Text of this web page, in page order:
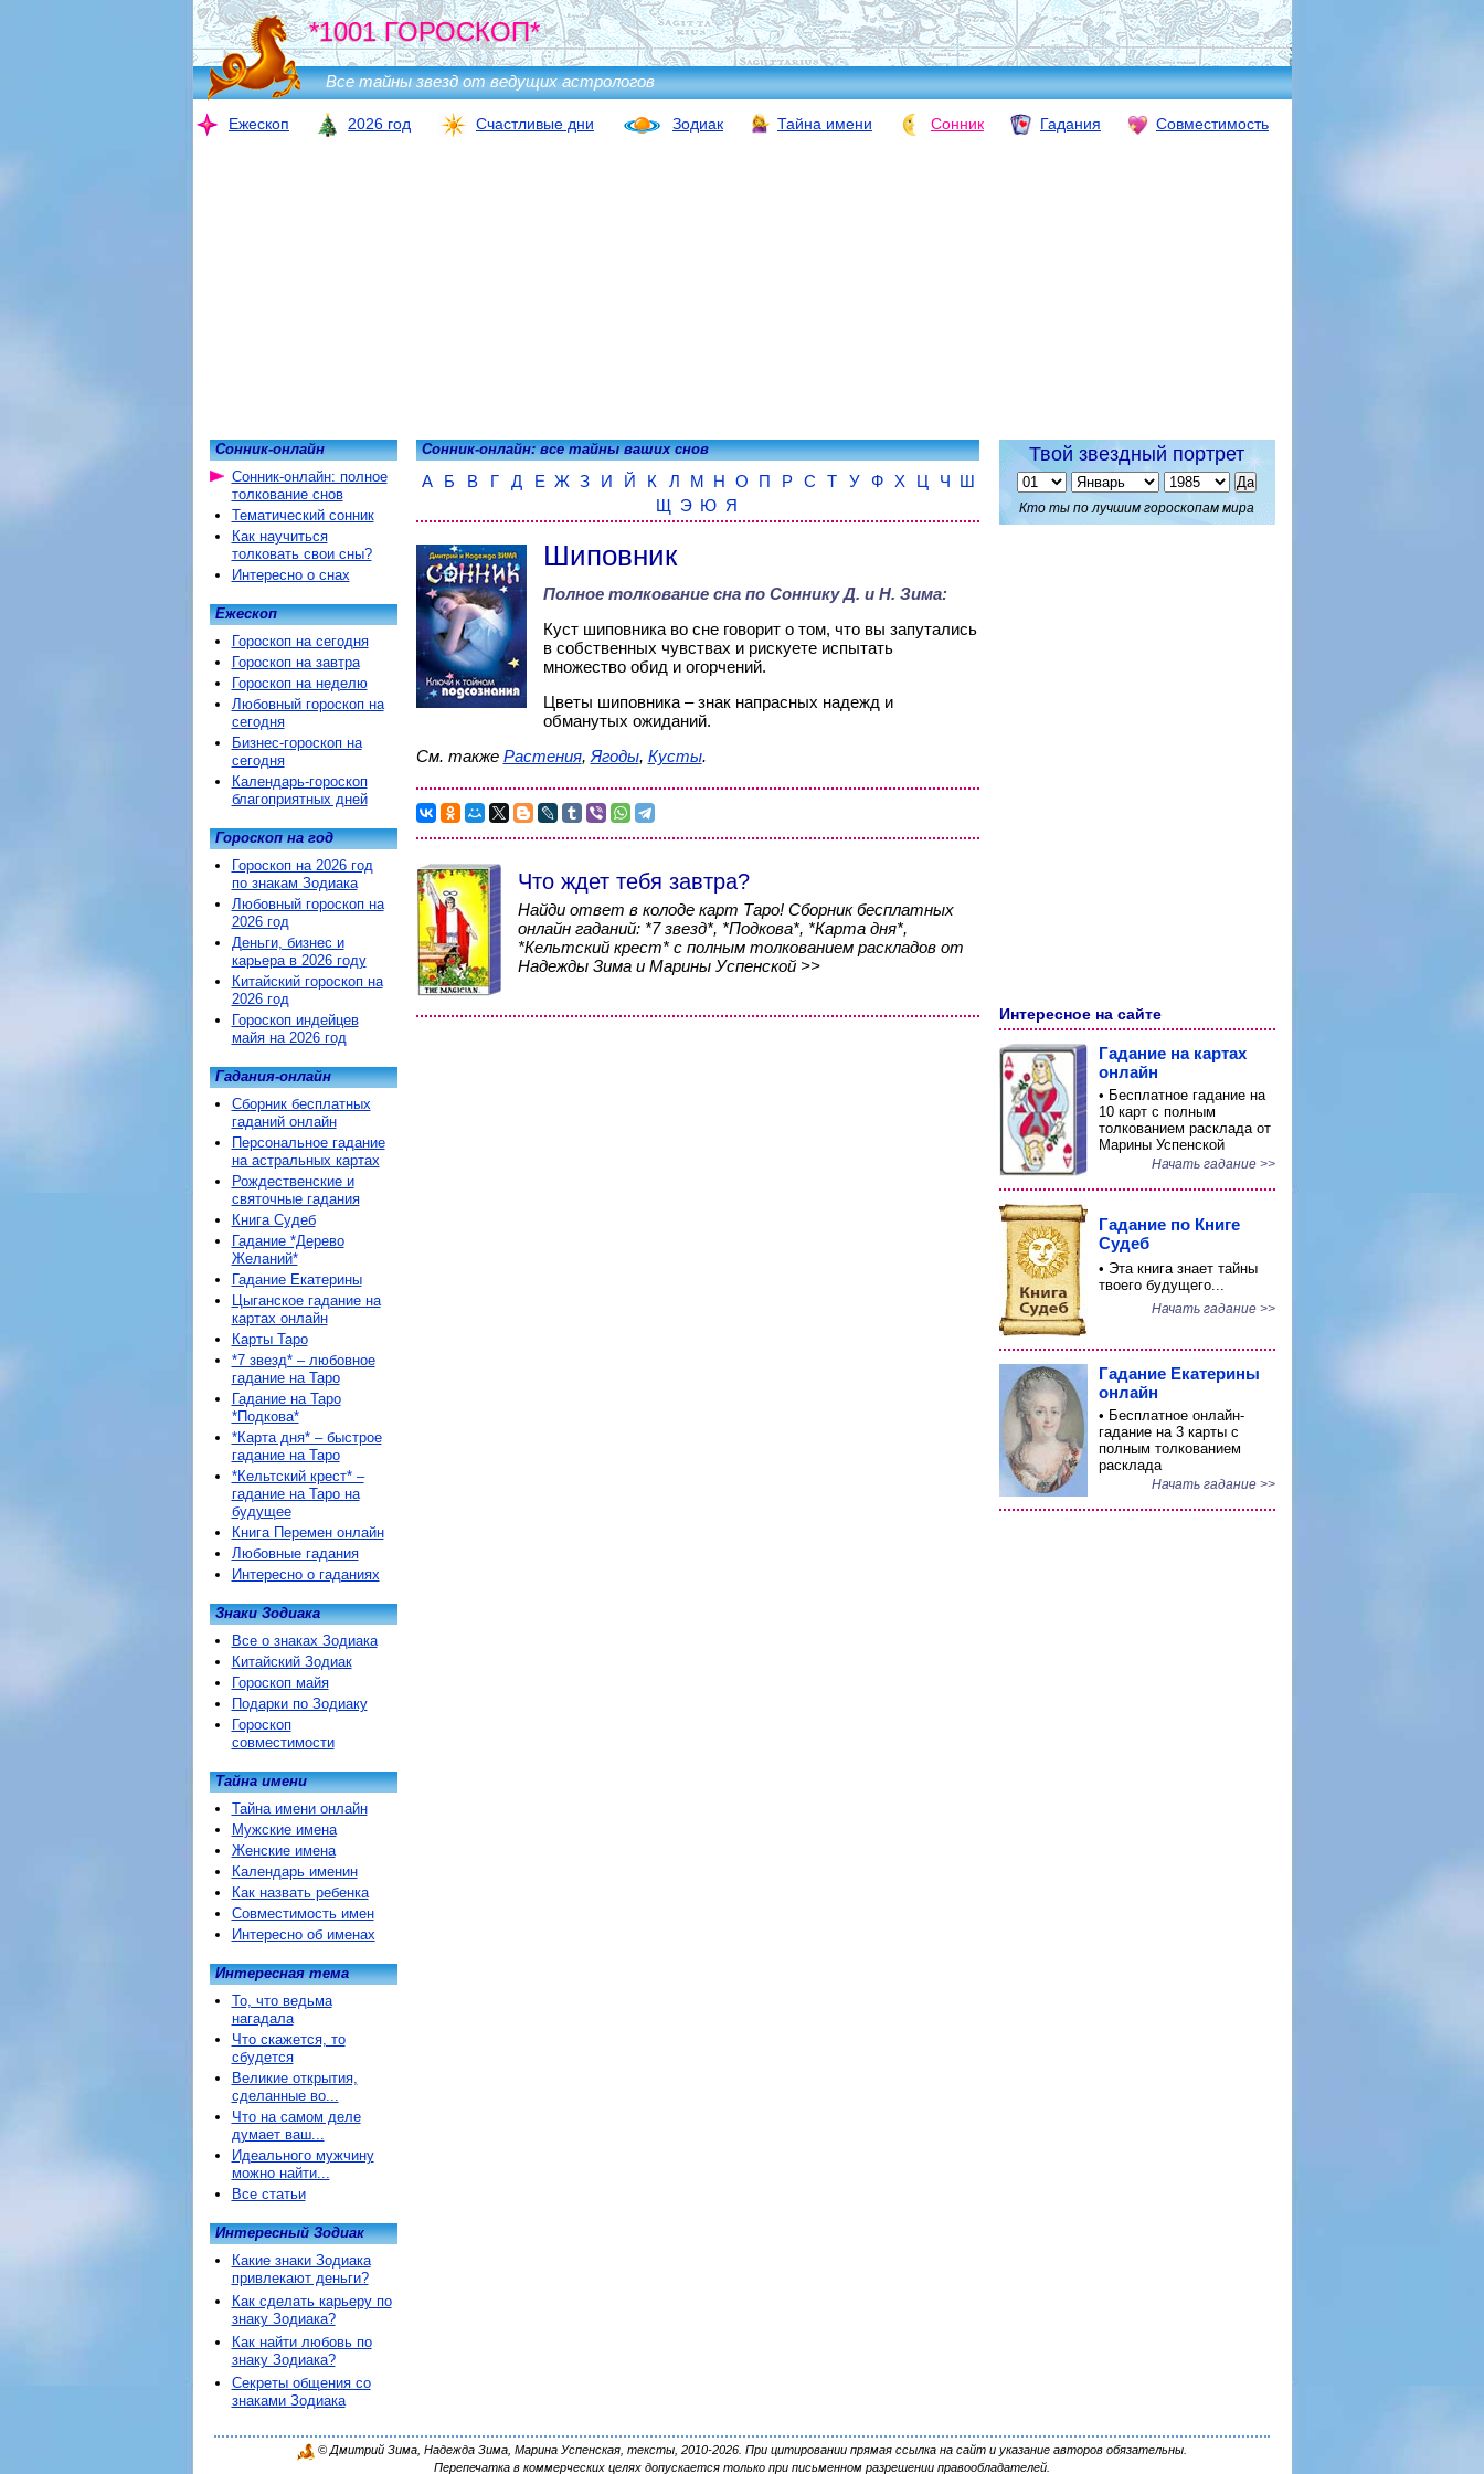
*1001 ГОРОСКОП*
Все тайны звезд от ведущих астрологов
Ежескоп 2026 год Счастливые дни Зодиак Тайна имени Сонник Гадания Совместимость
Сонник-онлайн: все тайны ваших снов
А Б В Г Д Е Ж З И Й К Л М Н О П Р С Т У Ф Х Ц Ч Ш
Щ Э Ю Я
Шиповник
Полное толкование сна по Соннику Д. и Н. Зима:
Куст шиповника во сне говорит о том, что вы запутались
в собственных чувствах и рискуете испытать
множество обид и огорчений.
Цветы шиповника – знак напрасных надежд и
обманутых ожиданий.
См. также Растения, Ягоды, Кусты.
Что ждет тебя завтра?
Найди ответ в колоде карт Таро! Сборник бесплатных
онлайн гаданий: *7 звезд*, *Подкова*, *Карта дня*,
*Кельтский крест* с полным толкованием раскладов от
Надежды Зима и Марины Успенской >>
Сонник-онлайн
Сонник-онлайн: полное
толкование снов
Тематический сонник
Как научиться
толковать свои сны?
Интересно о снах
Ежескоп
Гороскоп на сегодня
Гороскоп на завтра
Гороскоп на неделю
Любовный гороскоп на
сегодня
Бизнес-гороскоп на
сегодня
Календарь-гороскоп
благоприятных дней
Гороскоп на год
Гороскоп на 2026 год
по знакам Зодиака
Любовный гороскоп на
2026 год
Деньги, бизнес и
карьера в 2026 году
Китайский гороскоп на
2026 год
Гороскоп индейцев
майя на 2026 год
Гадания-онлайн
Сборник бесплатных
гаданий онлайн
Персональное гадание
на астральных картах
Рождественские и
святочные гадания
Книга Судеб
Гадание *Дерево
Желаний*
Гадание Екатерины
Цыганское гадание на
картах онлайн
Карты Таро
*7 звезд* – любовное
гадание на Таро
Гадание на Таро
*Подкова*
*Карта дня* – быстрое
гадание на Таро
*Кельтский крест* –
гадание на Таро на
будущее
Книга Перемен онлайн
Любовные гадания
Интересно о гаданиях
Знаки Зодиака
Все о знаках Зодиака
Китайский Зодиак
Гороскоп майя
Подарки по Зодиаку
Гороскоп
совместимости
Тайна имени
Тайна имени онлайн
Мужские имена
Женские имена
Календарь именин
Как назвать ребенка
Совместимость имен
Интересно об именах
Интересная тема
То, что ведьма
нагадала
Что скажется, то
сбудется
Великие открытия,
сделанные во...
Что на самом деле
думает ваш...
Идеального мужчину
можно найти...
Все статьи
Интересный Зодиак
Какие знаки Зодиака
привлекают деньги?
Как сделать карьеру по
знаку Зодиака?
Как найти любовь по
знаку Зодиака?
Секреты общения со
знаками Зодиака
Твой звездный портрет
Кто ты по лучшим гороскопам мира
Интересное на сайте
Гадание на картах
онлайн
• Бесплатное гадание на
10 карт с полным
толкованием расклада от
Марины Успенской
Начать гадание >>
Гадание по Книге
Судеб
• Эта книга знает тайны
твоего будущего...
Начать гадание >>
Гадание Екатерины
онлайн
• Бесплатное онлайн-
гадание на 3 карты с
полным толкованием
расклада
Начать гадание >>
© Дмитрий Зима, Надежда Зима, Марина Успенская, тексты, 2010-2026. При цитировании прямая ссылка на сайт и указание авторов обязательны.
Перепечатка в коммерческих целях допускается только при письменном разрешении правообладателей.